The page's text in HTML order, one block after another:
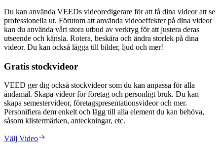
Du kan använda VEEDs videoredigerare för att få dina videor att se
professionella ut. Förutom att använda videoeffekter på dina videor
kan du använda vårt stora utbud av verktyg för att justera deras
utseende och känsla. Rotera, beskära och ändra storlek på dina
videor. Du kan också lägga till bilder, ljud och mer!
Gratis stockvideor
VEED ger dig också stockvideor som du kan anpassa för alla
ändamål. Skapa videor för företag och personligt bruk. Du kan
skapa semestervideor, företagspresentationsvideor och mer.
Personifiera dem enkelt och lägg till alla element du kan behöva,
såsom klistermärken, anteckningar, etc.
Välj Video